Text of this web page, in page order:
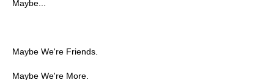
Maybe...
Maybe We're Friends.
Maybe We're More.